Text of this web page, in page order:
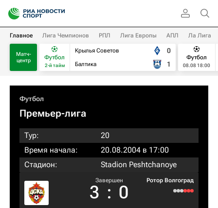
Главное Лига Чемпионов РПЛ Лига Европы АПЛ Ла Лига
Матч-
центр
Футбол
2-й тайм
Крылья Советов
Балтика
0
1
Футбол
08.08 18:00
Футбол
Премьер-лига
Тур:
20
Время начала:
20.08.2004 в 17:00
Стадион:
Stadion Peshtchanoye
Завершен
3 : 0
Ротор Волгоград